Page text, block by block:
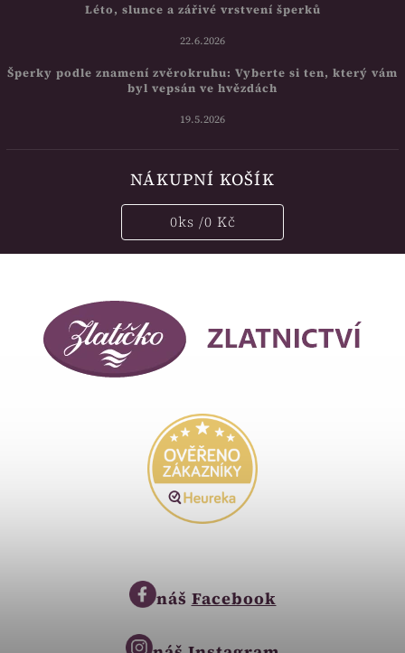
Léto, slunce a zářivé vrstvení šperků
22.6.2026
Šperky podle znamení zvěrokruhu: Vyberte si ten, který vám
byl vepsán ve hvězdách
19.5.2026
NÁKUPNÍ KOŠÍK
0ks /0 Kč
náš Facebook